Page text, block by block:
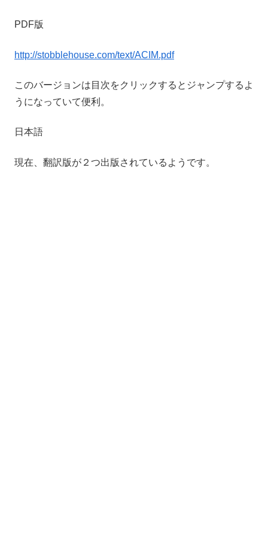
PDF版
http://stobblehouse.com/text/ACIM.pdf
このバージョンは目次をクリックするとジャンプするよ
うになっていて便利。
日本語
現在、翻訳版が２つ出版されているようです。